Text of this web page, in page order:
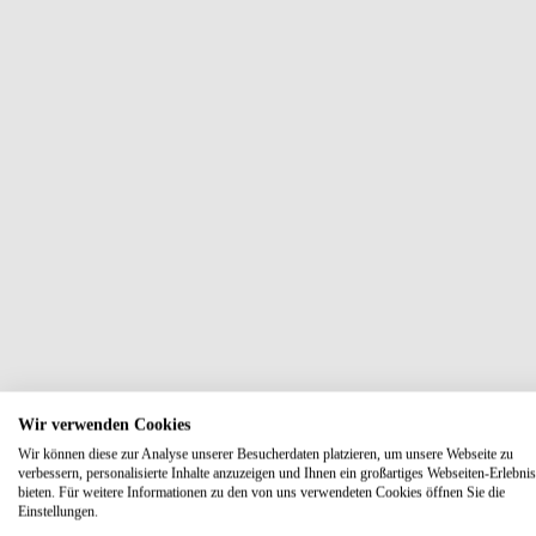
Wir verwenden Cookies
Wir können diese zur Analyse unserer Besucherdaten platzieren, um unsere Webseite zu
verbessern, personalisierte Inhalte anzuzeigen und Ihnen ein großartiges Webseiten-
bieten. Für weitere Informationen zu den von uns verwendeten Cookies öffnen Sie die
Einstellungen.